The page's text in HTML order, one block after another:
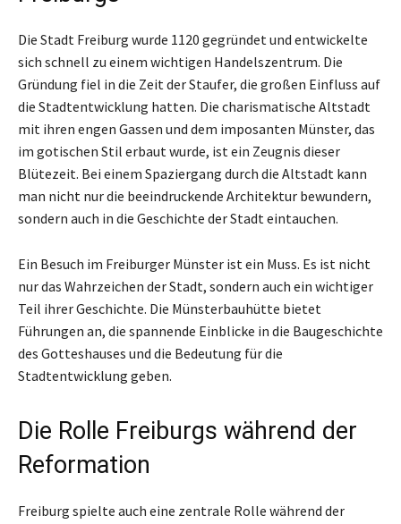
Die Stadt Freiburg wurde 1120 gegründet und entwickelte
sich schnell zu einem wichtigen Handelszentrum. Die
Gründung fiel in die Zeit der Staufer, die großen Einfluss auf
die Stadtentwicklung hatten. Die charismatische Altstadt
mit ihren engen Gassen und dem imposanten Münster, das
im gotischen Stil erbaut wurde, ist ein Zeugnis dieser
Blütezeit. Bei einem Spaziergang durch die Altstadt kann
man nicht nur die beeindruckende Architektur bewundern,
sondern auch in die Geschichte der Stadt eintauchen.
Ein Besuch im Freiburger Münster ist ein Muss. Es ist nicht
nur das Wahrzeichen der Stadt, sondern auch ein wichtiger
Teil ihrer Geschichte. Die Münsterbauhütte bietet
Führungen an, die spannende Einblicke in die Baugeschichte
des Gotteshauses und die Bedeutung für die
Stadtentwicklung geben.
Die Rolle Freiburgs während der
Reformation
Freiburg spielte auch eine zentrale Rolle während der